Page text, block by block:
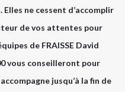
ne cessent d’accomplir
de vos attentes pour
de FRAISSE David
vous conseilleront pour
jusqu’à la fin de